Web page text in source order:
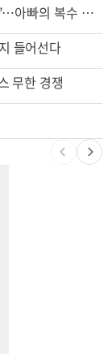
“내 딸 건드렸지” 성폭행범 유인해 ‘탕탕’…아빠의 복수 결말
들어선다
무한 경쟁